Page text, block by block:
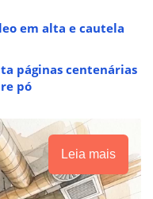
em alta e cautela
páginas centenárias
pó
Leia mais